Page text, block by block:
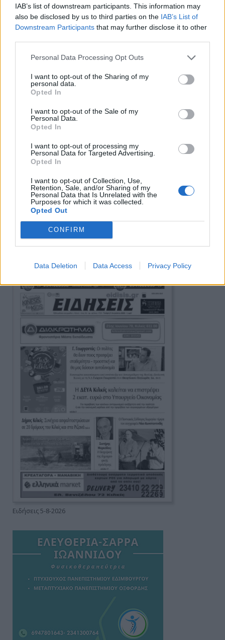
IAB’s list of downstream participants. This information may
also be disclosed by us to third parties on the IAB’s List of
Downstream Participants that may further disclose it to other
Personal Data Processing Opt Outs
I want to opt-out of the Sharing of my
personal data.
Opted In
I want to opt-out of the Sale of my
Personal Data.
Opted In
I want to opt-out of processing my
Personal Data for Targeted Advertising.
Opted In
I want to opt-out of Collection, Use,
Retention, Sale, and/or Sharing of my
Personal Data that Is Unrelated with the
Purposes for which it was collected.
Opted Out
CONFIRM
Data Deletion Data Access Privacy Policy
Πρωινή 5-8-2026
Ειδήσεις
Ειδήσεις 5-8-2026